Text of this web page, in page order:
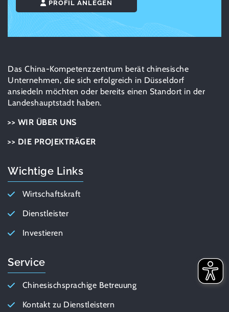
PROFIL ANLEGEN
Das China-Kompetenzzentrum berät chinesische
Unternehmen, die sich erfolgreich in Düsseldorf
ansiedeln möchten oder bereits einen Standort in der
Landeshauptstadt haben.
>> WIR ÜBER UNS
>> DIE PROJEKTRÄGER
Wichtige Links
Wirtschaftskraft
Dienstleister
Investieren
Service
Chinesischsprachige Betreuung
Kontakt zu Dienstleistern